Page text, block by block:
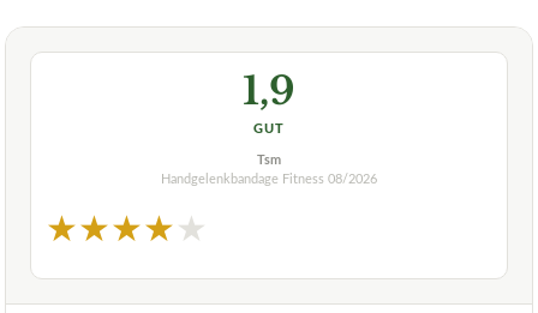
1,9
GUT
Tsm
Handgelenkbandage Fitness 08/2026
★★★★★